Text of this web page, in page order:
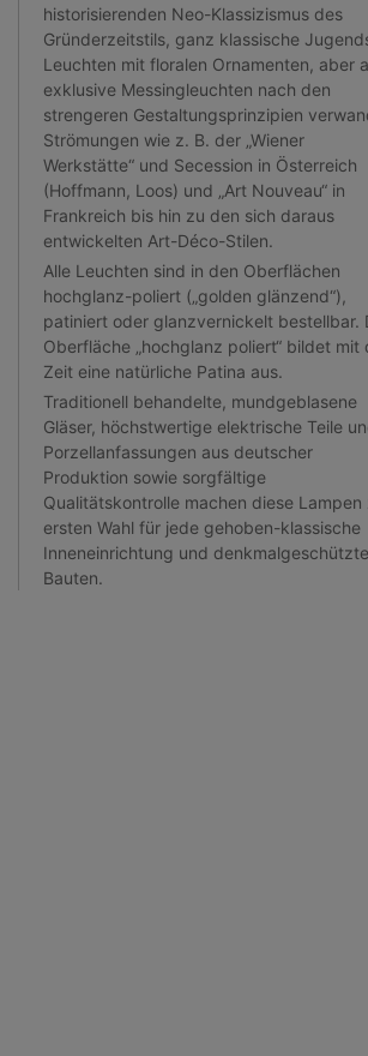
historisierenden Neo-Klassizismus des
Gründerzeitstils, ganz klassische
Leuchten mit floralen Ornamenten, aber
exklusive Messingleuchten nach den
strengeren Gestaltungsprinzipien
Strömungen wie z. B. der „Wiener
Werkstätte“ und Secession in Österreich
(Hoffmann, Loos) und „Art Nouveau“ in
Frankreich bis hin zu den sich daraus
entwickelten Art-Déco-Stilen.
Alle Leuchten sind in den Oberflächen
hochglanz-poliert („golden glänzend“),
patiniert oder glanzvernickelt bestellbar.
Oberfläche „hochglanz poliert“ bildet mit
Zeit eine natürliche Patina aus.
Traditionell behandelte, mundgeblasene
Gläser, höchstwertige elektrische Teile
Porzellanfassungen aus deutscher
Produktion sowie sorgfältige
Qualitätskontrolle machen diese Lampen
ersten Wahl für jede gehoben-klassische
Inneneinrichtung und denkmalgeschützte
Bauten.